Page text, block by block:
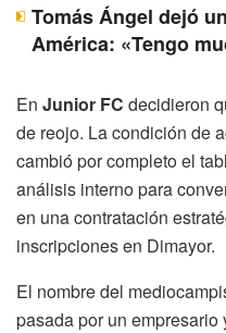
Tomás Ángel dejó
América: «Tengo
En Junior FC decidieron
de reojo. La condición de
cambió por completo el
análisis interno para
en una contratación
inscripciones en Dimayor.
El nombre del
pasada por un